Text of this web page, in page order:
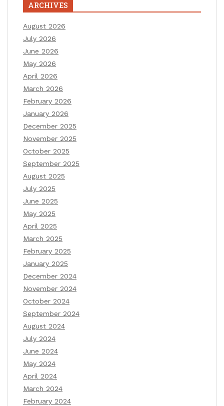
ARCHIVES
August 2026
July 2026
June 2026
May 2026
April 2026
March 2026
February 2026
January 2026
December 2025
November 2025
October 2025
September 2025
August 2025
July 2025
June 2025
May 2025
April 2025
March 2025
February 2025
January 2025
December 2024
November 2024
October 2024
September 2024
August 2024
July 2024
June 2024
May 2024
April 2024
March 2024
February 2024